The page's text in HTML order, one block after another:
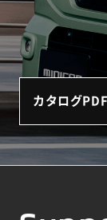
カタログPDF